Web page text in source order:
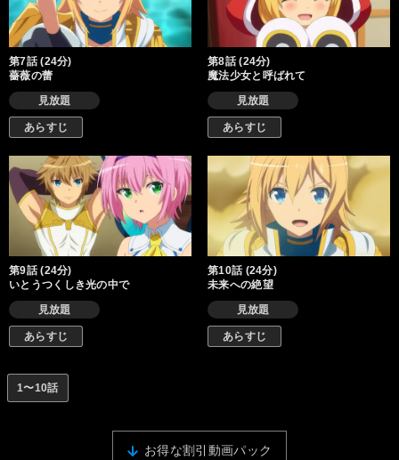
第7話 (24分)
薔薇の蕾
見放題
あらすじ
第8話 (24分)
魔法少女と呼ばれて
見放題
あらすじ
第9話 (24分)
いとうつくしき光の中で
見放題
あらすじ
第10話 (24分)
未来への絶望
見放題
あらすじ
1〜10話
お得な割引動画パック